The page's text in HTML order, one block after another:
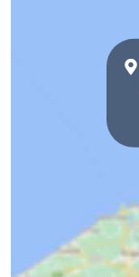
Vlissingen